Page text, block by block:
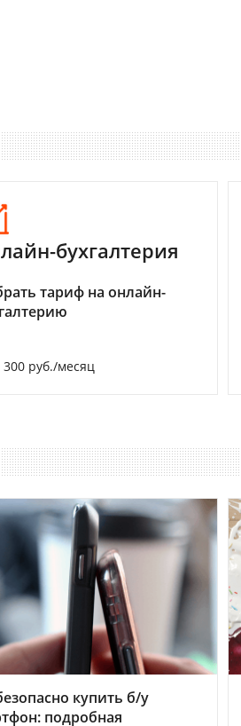
бухгалтерия
тариф на онлайн-
руб./месяц
купить б/у
подробная